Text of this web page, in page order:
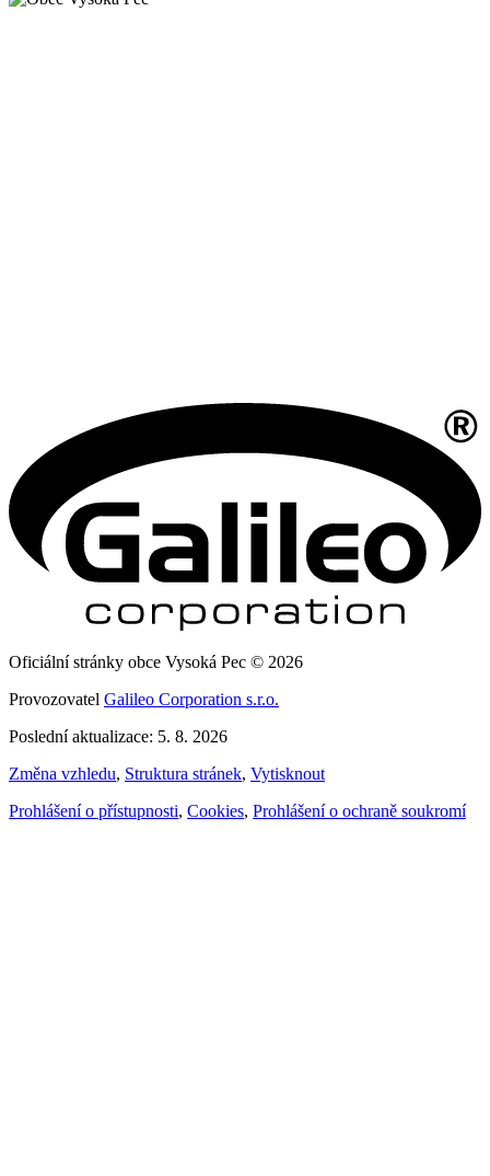
Oficiální stránky obce Vysoká Pec © 2026
Provozovatel Galileo Corporation s.r.o.
Poslední aktualizace: 5. 8. 2026
Změna vzhledu, Struktura stránek, Vytisknout
Prohlášení o přístupnosti, Cookies, Prohlášení o ochraně soukromí